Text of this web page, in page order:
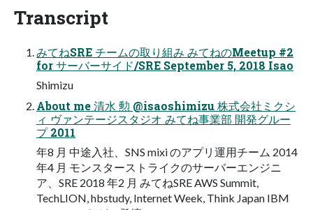
Transcript
みてねSRE チームの取り組み みてねのMeetup #2
for サーバーサイド/SRE September 5, 2018 Isao
Shimizu
About me 清水 勲 @isaoshimizu 株式会社ミクシ
ィ ヴァンテージスタジオ みてね事業部 開発グルー
プ 2011
年8 月 中途入社、SNS mixi のアプリ運用チーム 2014
年4 月 モンスターストライクのサーバーエンジニ
ア、SRE 2018 年2 月 みてねSRE AWS Summit,
TechLION, hbstudy, Internet Week, Think Japan IBM